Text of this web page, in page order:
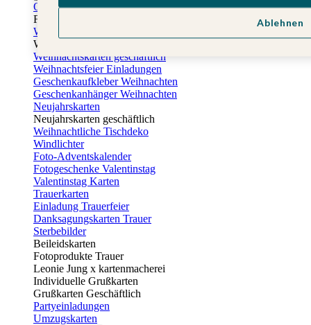
Osterkarten
Fotogeschenke zu Ostern
Weihnachtskarten
Weihnachtskarten selbst gestalten
Weihnachtskarten geschäftlich
Weihnachtsfeier Einladungen
Geschenkaufkleber Weihnachten
Geschenkanhänger Weihnachten
Neujahrskarten
Neujahrskarten geschäftlich
Weihnachtliche Tischdeko
Windlichter
Foto-Adventskalender
Fotogeschenke Valentinstag
Valentinstag Karten
Trauerkarten
Einladung Trauerfeier
Danksagungskarten Trauer
Sterbebilder
Beileidskarten
Fotoprodukte Trauer
Leonie Jung x kartenmacherei
Individuelle Grußkarten
Grußkarten Geschäftlich
Partyeinladungen
Umzugskarten
Ablehnen